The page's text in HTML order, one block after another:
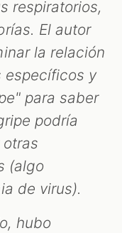
respiratorios,
El autor
la relación
específicos y
para saber
podría
(algo
de virus).
hubo